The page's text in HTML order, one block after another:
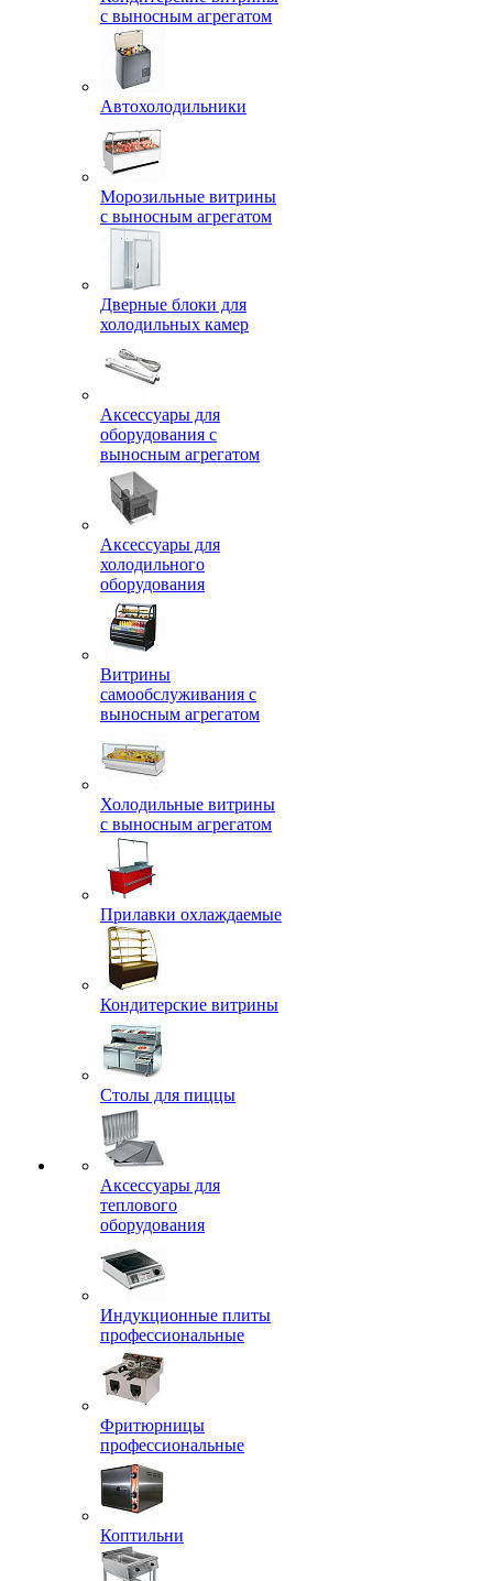
с выносным агрегатом
Автохолодильники
Морозильные витрины
с выносным агрегатом
Дверные блоки для
холодильных камер
Аксессуары для
оборудования с
выносным агрегатом
Аксессуары для
холодильного
оборудования
Витрины
самообслуживания с
выносным агрегатом
Холодильные витрины
с выносным агрегатом
Прилавки охлаждаемые
Кондитерские витрины
Столы для пиццы
Аксессуары для
теплового
оборудования
Индукционные плиты
профессиональные
Фритюрницы
профессиональные
Коптильни